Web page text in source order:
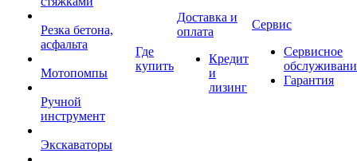
Резка бетона,
асфальта
Мотопомпы
Ручной
инструмент
Экскаваторы
Где
купить
Доставка и
оплата
Кредит
и
лизинг
Сервис
Сервисное
Гарантия